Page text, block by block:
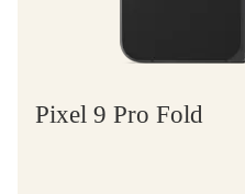
Pixel 9 Pro Fold